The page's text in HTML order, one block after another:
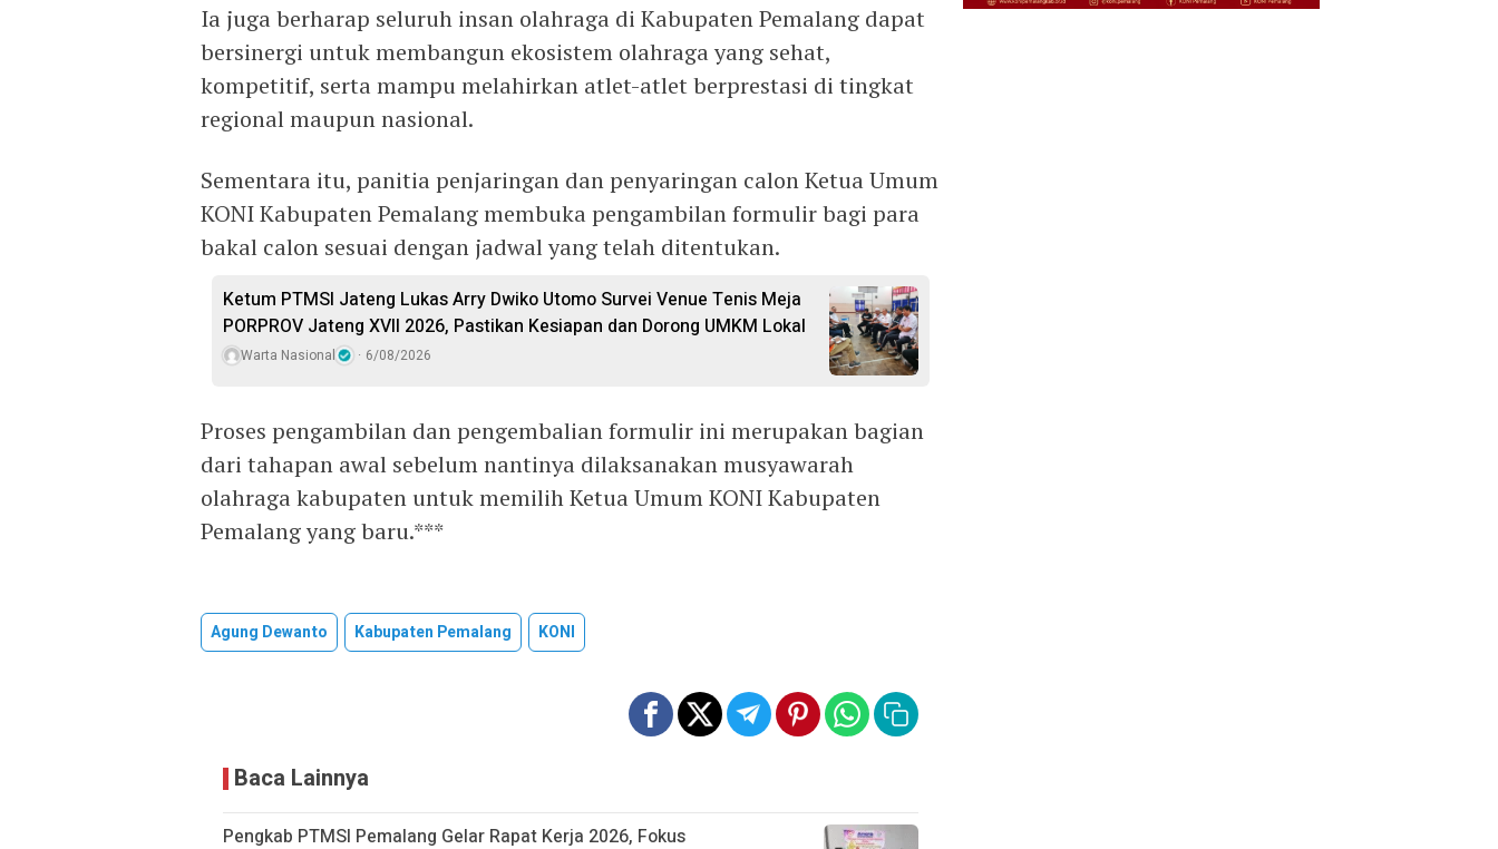
Ia juga berharap seluruh insan olahraga di Kabupaten Pemalang dapat
bersinergi untuk membangun ekosistem olahraga yang sehat,
kompetitif, serta mampu melahirkan atlet-atlet berprestasi di tingkat
regional maupun nasional.
Sementara itu, panitia penjaringan dan penyaringan calon Ketua Umum
KONI Kabupaten Pemalang membuka pengambilan formulir bagi para
bakal calon sesuai dengan jadwal yang telah ditentukan.
Ketum PTMSI Jateng Lukas Arry Dwiko Utomo Survei Venue Tenis Meja
PORPROV Jateng XVII 2026, Pastikan Kesiapan dan Dorong UMKM Lokal
Warta Nasional 6/08/2026
Proses pengambilan dan pengembalian formulir ini merupakan bagian
dari tahapan awal sebelum nantinya dilaksanakan musyawarah
olahraga kabupaten untuk memilih Ketua Umum KONI Kabupaten
Pemalang yang baru.***
Agung Dewanto Kabupaten Pemalang KONI
Baca Lainnya
Pengkab PTMSI Pemalang Gelar Rapat Kerja 2026, Fokus